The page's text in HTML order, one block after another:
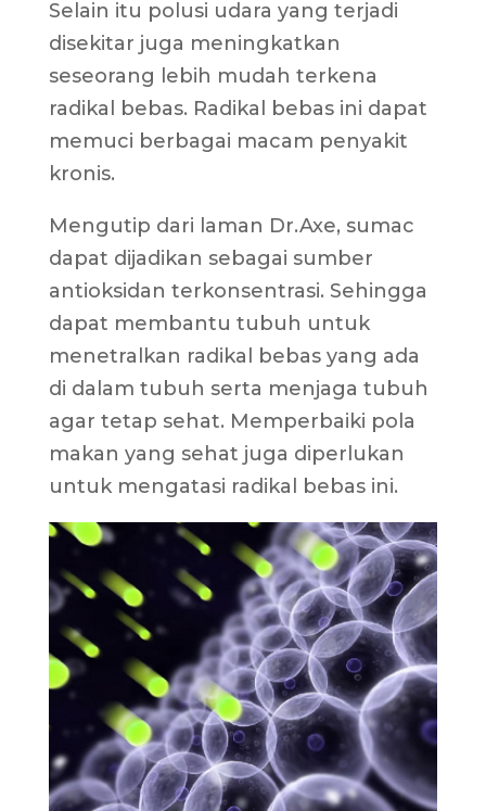
Selain itu polusi udara yang terjadi
disekitar juga meningkatkan
seseorang lebih mudah terkena
radikal bebas. Radikal bebas ini dapat
memuci berbagai macam penyakit
kronis.
Mengutip dari laman Dr.Axe, sumac
dapat dijadikan sebagai sumber
antioksidan terkonsentrasi. Sehingga
dapat membantu tubuh untuk
menetralkan radikal bebas yang ada
di dalam tubuh serta menjaga tubuh
agar tetap sehat. Memperbaiki pola
makan yang sehat juga diperlukan
untuk mengatasi radikal bebas ini.